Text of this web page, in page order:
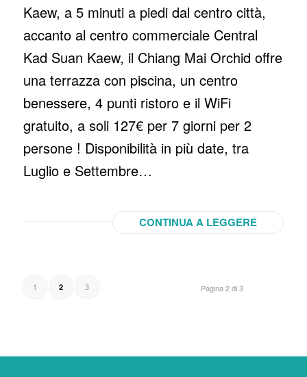
Kaew, a 5 minuti a piedi dal centro città,
accanto al centro commerciale Central
Kad Suan Kaew, il Chiang Mai Orchid offre
una terrazza con piscina, un centro
benessere, 4 punti ristoro e il WiFi
gratuito, a soli 127€ per 7 giorni per 2
persone ! Disponibilità in più date, tra
Luglio e Settembre…
CONTINUA A LEGGERE
Pagina 2 di 3
1 2 3